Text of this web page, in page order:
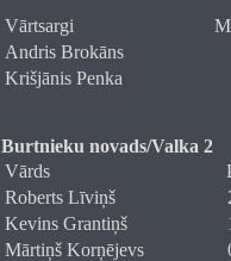
Vārtsargi
Andris Brokāns
Krišjānis Penka
Burtnieku novads/Valka 2
Vārds
Roberts Līviņš
Kevins Grantiņš
Mārtiņš Korņējevs